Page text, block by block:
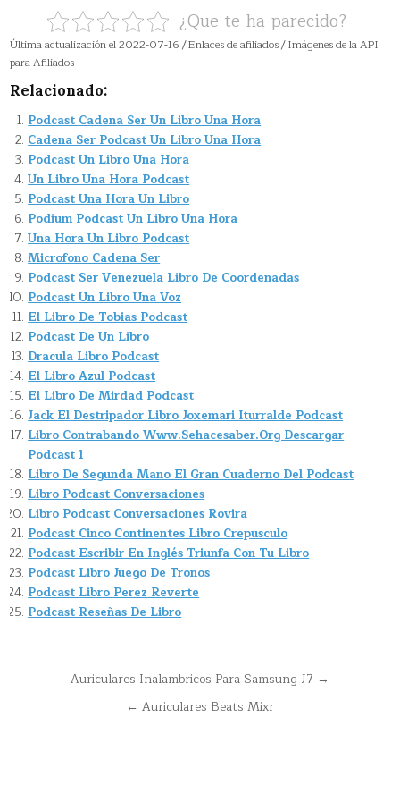
¿Que te ha parecido?
Última actualización el 2022-07-16 / Enlaces de afiliados / Imágenes de la API
para Afiliados
Relacionado:
Podcast Cadena Ser Un Libro Una Hora
Cadena Ser Podcast Un Libro Una Hora
Podcast Un Libro Una Hora
Un Libro Una Hora Podcast
Podcast Una Hora Un Libro
Podium Podcast Un Libro Una Hora
Una Hora Un Libro Podcast
Microfono Cadena Ser
Podcast Ser Venezuela Libro De Coordenadas
Podcast Un Libro Una Voz
El Libro De Tobias Podcast
Podcast De Un Libro
Dracula Libro Podcast
El Libro Azul Podcast
El Libro De Mirdad Podcast
Jack El Destripador Libro Joxemari Iturralde Podcast
Libro Contrabando Www.Sehacesaber.Org Descargar
Podcast 1
Libro De Segunda Mano El Gran Cuaderno Del Podcast
Libro Podcast Conversaciones
Libro Podcast Conversaciones Rovira
Podcast Cinco Continentes Libro Crepusculo
Podcast Escribir En Inglés Triunfa Con Tu Libro
Podcast Libro Juego De Tronos
Podcast Libro Perez Reverte
Podcast Reseñas De Libro
Navegación
Auriculares Inalambricos Para Samsung J7 →
← Auriculares Beats Mixr